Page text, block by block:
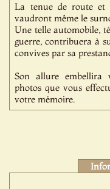
La tenue de route
vaudront même le
Une telle automobile,
guerre, contribuera à
convives par sa
Son allure embellira
photos que vous
votre mémoire.